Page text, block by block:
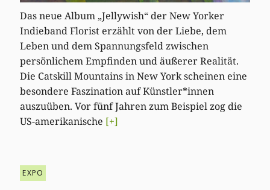
Das neue Album „Jellywish“ der New Yorker
Indieband Florist erzählt von der Liebe, dem
Leben und dem Spannungsfeld zwischen
persönlichem Empfinden und äußerer Realität.
Die Catskill Mountains in New York scheinen eine
besondere Faszination auf Künstler*innen
auszuüben. Vor fünf Jahren zum Beispiel zog die
US-amerikanische [+]
EXPO